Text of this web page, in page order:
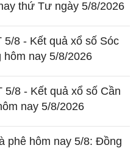
thứ Tư ngày 5/8/2026
5/8 - Kết quả xổ số Sóc
hôm nay 5/8/2026
5/8 - Kết quả xổ số Cần
nay 5/8/2026
phê hôm nay 5/8: Đồng